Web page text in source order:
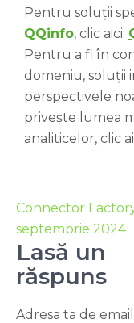
Pentru soluții
QQinfo, clic aici:
Pentru a fi în
domeniu, soluții
perspectivele
privește lumea
analiticelor, clic
Connector
septembrie 2024
Lasă un
răspuns
Adresa ta de